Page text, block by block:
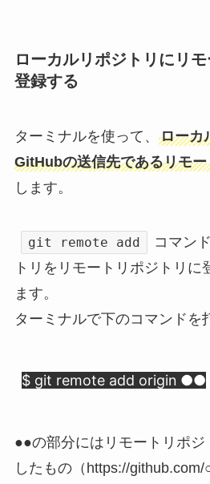
ローカルリポジトリにリ
登録する
ターミナルを使って、 ローカ
GitHubの送信先であるリモ
します。
git remote add
コマン
トリをリモートリポジトリに
ます。
ターミナルで下のコマンドを
$ git remote add origin ●●
●●の部分にはリモートリポ
したもの（https://